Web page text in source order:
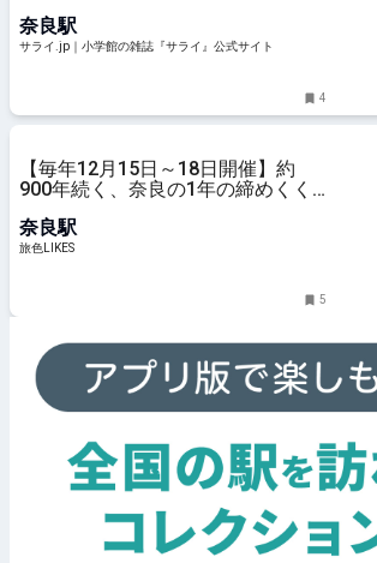
イ.jp｜小学館の雑誌『サライ』公
式サイト
奈良駅
サライ.jp｜小学館の雑誌『サライ』公式サイト
4
【毎年12月15日～18日開催】約
900年続く、奈良の1年の締めくく
｜旅色LIKES
奈良駅
旅色LIKES
5